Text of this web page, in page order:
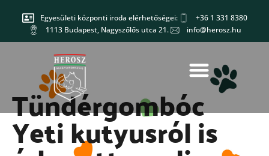
Egyesületi központi iroda elérhetőségei:
+36 1 331 8380
1113 Budapest, Nagyszőlős utca 21.
info@herosz.hu
Tündérgombóc
Yeti kutyusról is